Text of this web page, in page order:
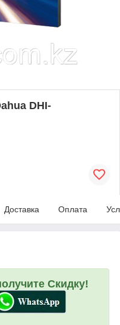
DHI-
Доставка Оплата
Скидку!